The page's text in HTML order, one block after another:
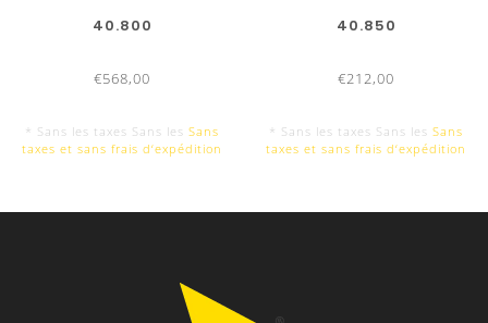
40.800
€568,00
* Sans les taxes Sans les Sans
taxes et sans frais d‘expédition
40.850
€212,00
* Sans les taxes Sans les Sans
taxes et sans frais d‘expédition